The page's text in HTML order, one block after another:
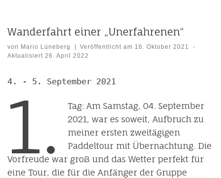
Wanderfahrt einer „Unerfahrenen“
von Mario Lüneberg Veröffentlicht am 16. Oktober 2021
-
Aktualisiert 26. April 2022
4. - 5. September 2021
1.
Tag: Am Samstag, 04. September
2021, war es soweit, Aufbruch zu
meiner ersten zweitägigen
Paddeltour mit Übernachtung. Die
Vorfreude war groß und das Wetter perfekt für
eine Tour, die für die Anfänger der Gruppe